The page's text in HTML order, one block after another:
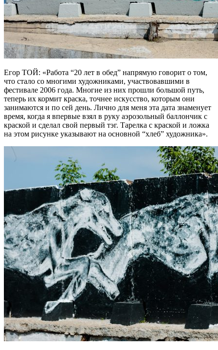
Егор ТОЙ: «Работа “20 лет в обед” напрямую говорит о том,
что стало со многими художниками, участвовавшими в
фестивале 2006 года. Многие из них прошли большой путь,
теперь их кормит краска, точнее искусство, которым они
занимаются и по сей день. Лично для меня эта дата знаменует
время, когда я впервые взял в руку аэрозольный баллончик с
краской и сделал свой первый тэг. Тарелка с краской и ложка
на этом рисунке указывают на основной “хлеб” художника».